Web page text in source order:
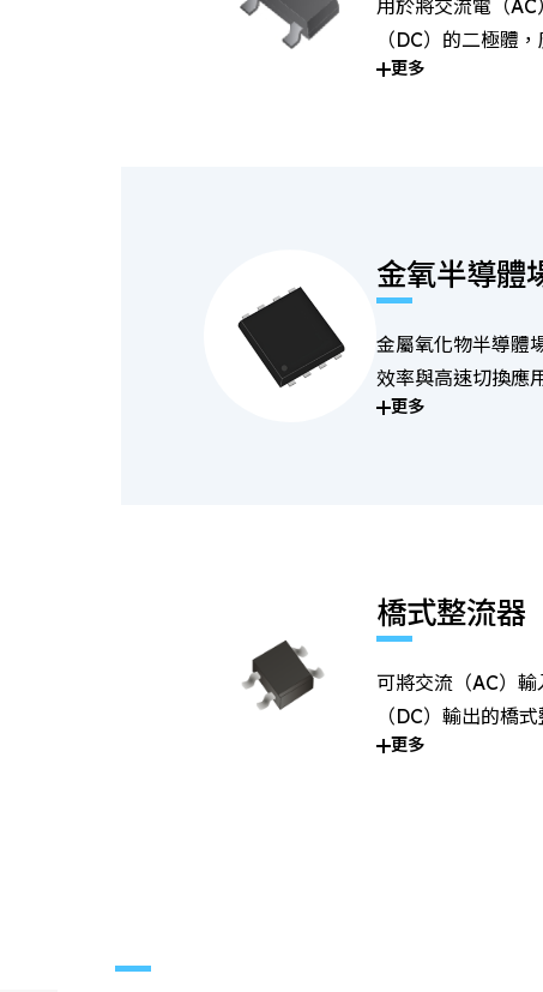
用於將交流電（
（DC）的二極體
供應系統中。
更多
金氧半導體
金屬氧化物半導體
效率與高速切換應
更多
橋式整流器
可將交流（AC）
（DC）輸出的橋
更多